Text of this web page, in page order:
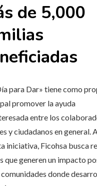
de 5,000
para Dar» tiene como
promover la ayuda
entre los
y ciudadanos en general.
iniciativa, Ficohsa busca
que generen un impacto
comunidades donde